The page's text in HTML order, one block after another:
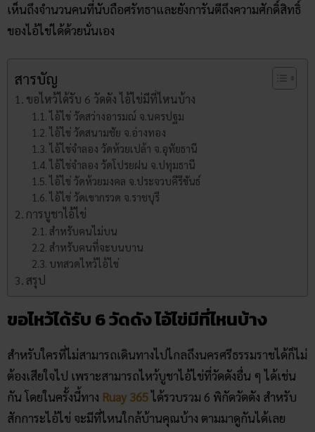
เห็นถึงจำนวนคนที่นับถือศรัทธาและยังการันตีถึงความศักดิ์สิทธิ์
ของไอ้ไข่ได้ด้วยนั่นเอง
สารบัญ
ขอไหว้ได้รับ 6 วัดดัง ไอ้ไข่มีที่ไหนบ้าง
ไอ้ไข่ วัดสว่างอารมณ์ จ.นครปฐม
ไอ้ไข่ วัดสนามชัย จ.อ่างทอง
ไอ้ไข่จำลอง วัดห้วยเปล้า จ.อุทัยธานี
ไอ้ไข่จำลอง วัดโปรยฝน จ.ปทุมธานี
ไอ้ไข่ วัดห้วยมงคล จ.ประจวบคีรีขันธ์
ไอ้ไข่ วัดเขากรวด จ.ราชบุรี
การบูชาไอ้ไข่
สำหรับคนไม่บน
สำหรับคนที่จะบนบาน
บทสวดไหว้ไอ้ไข่
สรุป
ขอไหว้ได้รับ 6 วัดดัง ไอ้ไข่มีที่ไหนบ้าง
สำหรับใครที่ไม่สามารถเดินทางไปไกลถึงนครศรีธรรมราชได้ก็ไม่
ต้องเสียใจไป เพราะสามารถไหว้บูชาไอ้ไข่ที่วัดดังอื่น ๆ ได้เช่น
กัน โดยในครั้งนี้ทาง Ruay 365ได้รวบรวม 6 พิกัดวัดดัง สำหรับ
สักการะไอ้ไข่ จะมีที่ไหนใกล้บ้านคุณบ้าง ตามมาดูกันได้เลย